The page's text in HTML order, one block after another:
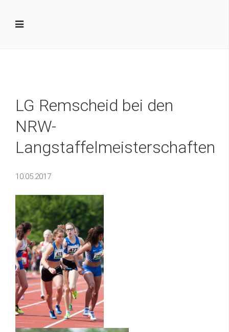
LG Remscheid bei den
NRW-
Langstaffelmeisterschaften
10.05.2017